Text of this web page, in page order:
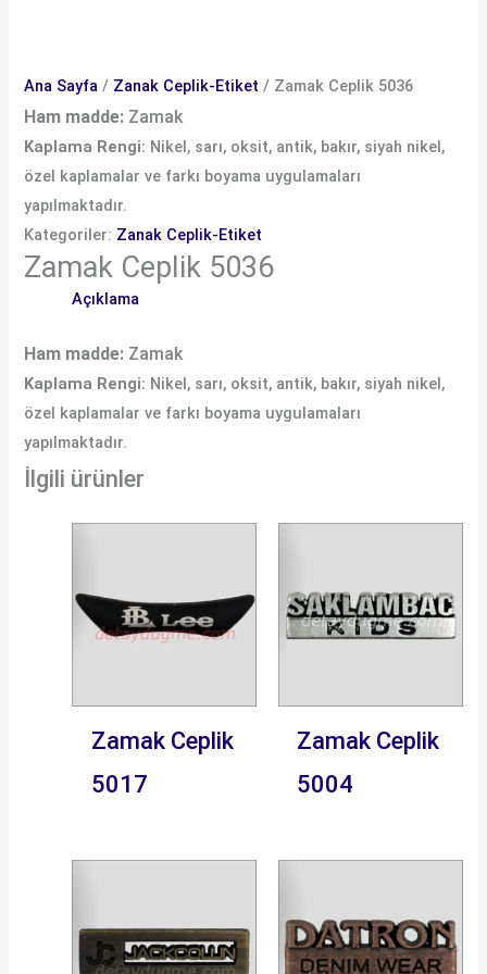
Ana Sayfa / Zanak Ceplik-Etiket / Zamak Ceplik 5036
Ham madde: Zamak
Kaplama Rengi: Nikel, sarı, oksit, antik, bakır, siyah nikel,
özel kaplamalar ve farkı boyama uygulamaları
yapılmaktadır.
Kategoriler: Zanak Ceplik-Etiket
Zamak Ceplik 5036
Açıklama
Ham madde: Zamak
Kaplama Rengi: Nikel, sarı, oksit, antik, bakır, siyah nikel,
özel kaplamalar ve farkı boyama uygulamaları
yapılmaktadır.
İlgili ürünler
Zamak Ceplik
5017
Zamak Ceplik
5004